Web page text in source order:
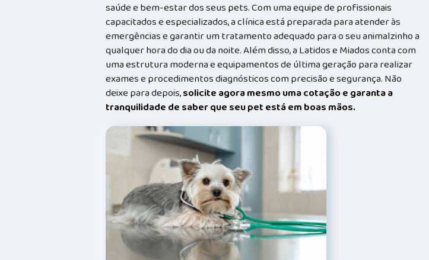
saúde e bem-estar dos seus pets. Com uma equipe de profissionais
capacitados e especializados, a clínica está preparada para atender às
emergências e garantir um tratamento adequado para o seu animalzinho a
qualquer hora do dia ou da noite. Além disso, a Latidos e Miados conta com
uma estrutura moderna e equipamentos de última geração para realizar
exames e procedimentos diagnósticos com precisão e segurança. Não
deixe para depois,solicite agora mesmo uma cotação e garanta a
tranquilidade de saber que seu pet está em boas mãos.